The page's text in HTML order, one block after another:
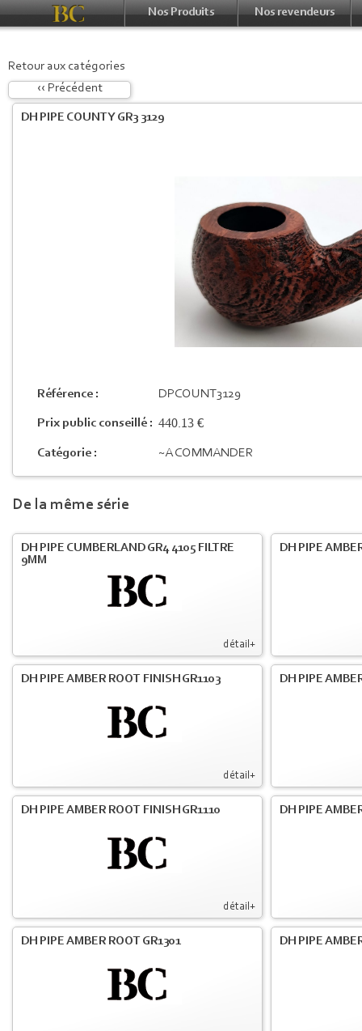
Nos Produits Nos revendeurs
Retour aux catégories
‹‹ Précédent
DH PIPE COUNTY GR3 3129
Référence : DPCOUNT3129
Prix public conseillé : 440.13 €
Catégorie : ~A COMMANDER
De la même série
détail+
DH PIPE CUMBERLAND GR4 4105 FILTRE
9MM
DH PIPE
détail+
DH PIPE AMBER ROOT FINISH GR1103 DH PIPE
détail+
DH PIPE AMBER ROOT FINISH GR1110 DH PIPE
DH PIPE AMBER ROOT GR1301 DH PIPE